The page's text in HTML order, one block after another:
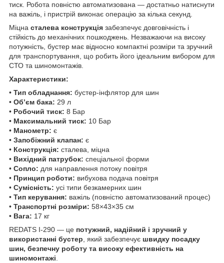
тиск. Робота повністю автоматизована — достатньо натиснути
на важіль, і пристрій виконає операцію за кілька секунд.
Міцна сталева конструкція забезпечує довговічність і
стійкість до механічних пошкоджень. Незважаючи на високу
потужність, бустер має відносно компактні розміри та зручний
для транспортування, що робить його ідеальним вибором для
СТО та шиномонтажів.
Характеристики:
• Тип обладнання: бустер-інфлятор для шин
• Об’єм бака: 29 л
• Робочий тиск: 8 Бар
• Максимальний тиск: 10 Бар
• Манометр: є
• Запобіжний клапан: є
• Конструкція: сталева, міцна
• Вихідний патрубок: спеціальної форми
• Сопло: для направлення потоку повітря
• Принцип роботи: вибухова подача повітря
• Сумісність: усі типи безкамерних шин
• Тип керування: важіль (повністю автоматизований процес)
• Транспортні розміри: 58×43×35 см
• Вага: 17 кг
REDATS I-290 — це потужний, надійний і зручний у
використанні бустер, який забезпечує швидку посадку
шин, безпечну роботу та високу ефективність на
шиномонтажі.